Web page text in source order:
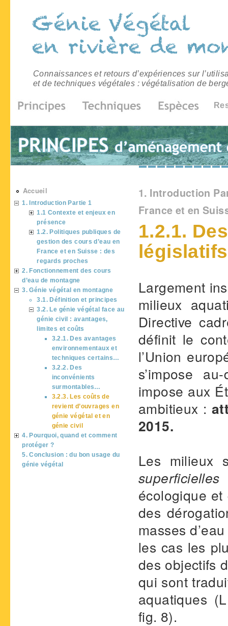
Connaissances et retours d’expériences sur
et de techniques végétales : végétalisation de
Vous êtes ici
1. Introduction
France et en
1.2.1.
Largement
milieux
Directive
définit le
l’Union
s’impose
impose aux
ambitieux :
2015.
Les milieux
superficielles
écologique et
des
masses
les cas les
des objectifs
qui sont
aquatiques
fig. 8).
Accueil
1. Introduction Partie 1
1.1 Contexte et enjeux en
présence
1.2. Politiques publiques de
gestion des cours d’eau en
France et en Suisse : des
regards proches
2. Fonctionnement des cours
d’eau de montagne
3. Génie végétal en montagne
3.1. Définition et principes
3.2. Le génie végétal face au
génie civil : avantages,
limites et coûts
3.2.1. Des avantages
environnementaux et
techniques certains…
3.2.2. Des
inconvénients
surmontables…
3.2.3. Les coûts de
revient d’ouvrages en
génie végétal et en
génie civil
4. Pourquoi, quand et comment
protéger ?
5. Conclusion : du bon usage du
génie végétal